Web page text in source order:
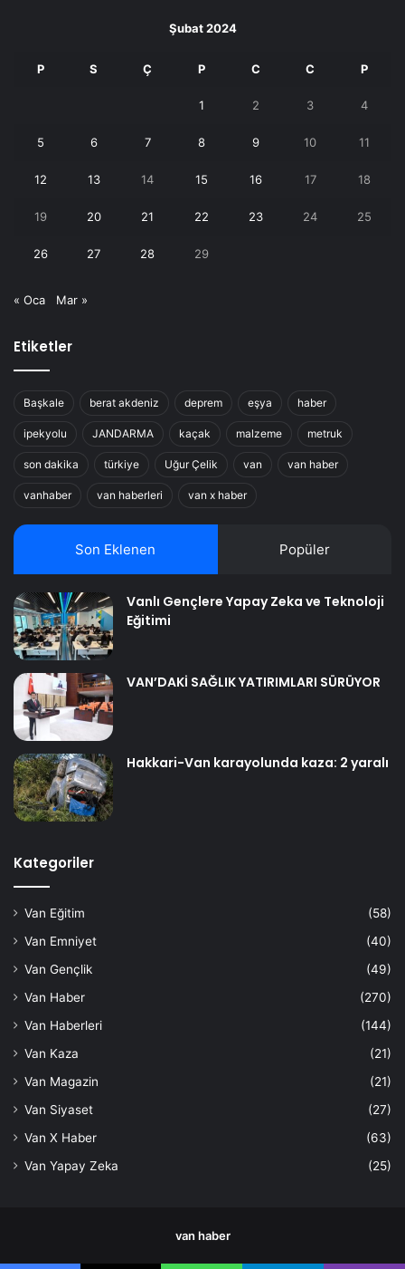
Şubat 2024
P S Ç P C C P
1 2 3 4
5 6 7 8 9 10 11
12 13 14 15 16 17 18
19 20 21 22 23 24 25
26 27 28 29
« Oca Mar »
Etiketler
Başkale berat akdeniz deprem eşya haber
ipekyolu JANDARMA kaçak malzeme metruk
son dakika türkiye Uğur Çelik van van haber
vanhaber van haberleri van x haber
Son Eklenen Popüler
Vanlı Gençlere Yapay Zeka ve Teknoloji
Eğitimi
VAN’DAKİ SAĞLIK YATIRIMLARI SÜRÜYOR
Hakkari-Van karayolunda kaza: 2 yaralı
Kategoriler
Van Eğitim
(58)
Van Emniyet
(40)
Van Gençlik
(49)
Van Haber
(270)
Van Haberleri
(144)
Van Kaza
(21)
Van Magazin
(21)
Van Siyaset
(27)
Van X Haber
(63)
Van Yapay Zeka
(25)
van haber